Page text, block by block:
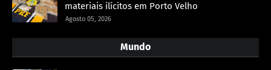
materiais ilícitos em Porto Velho
Agosto 05, 2026
Mundo